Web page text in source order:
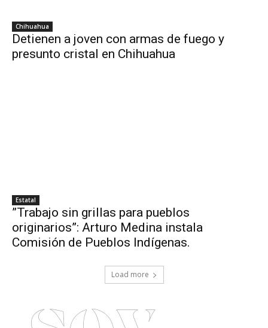
Chihuahua
Detienen a joven con armas de fuego y
presunto cristal en Chihuahua
Estatal
”Trabajo sin grillas para pueblos
originarios”: Arturo Medina instala
Comisión de Pueblos Indígenas.
Load more